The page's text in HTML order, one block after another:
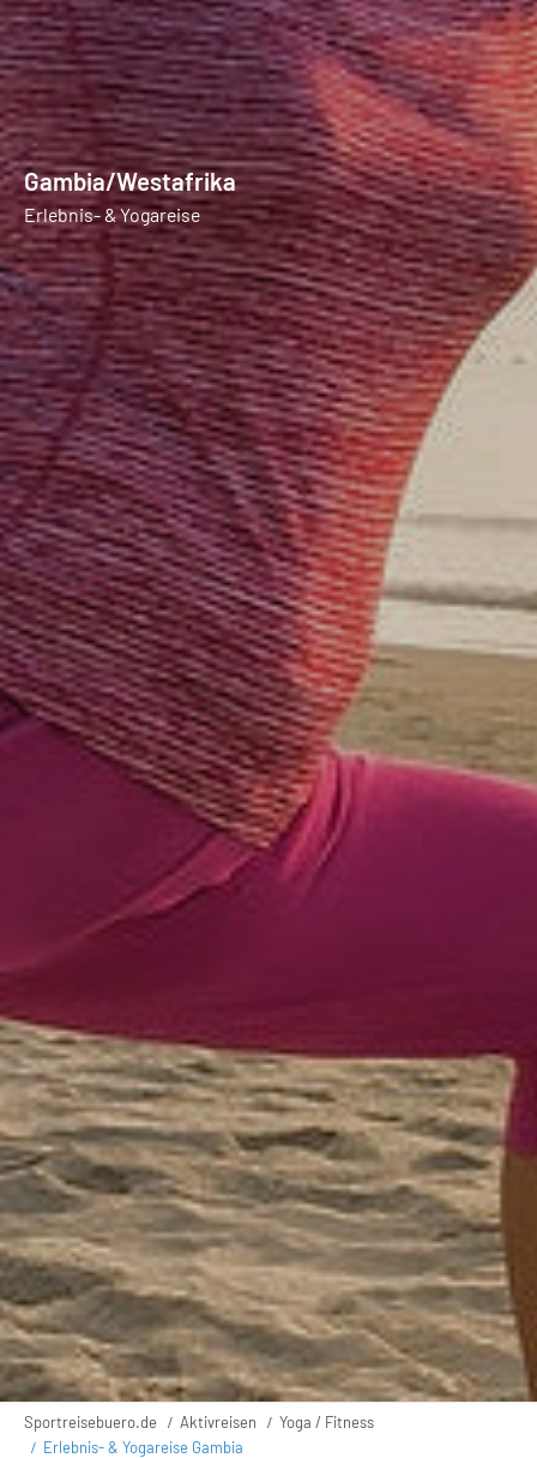
Gambia/Westafrika
Erlebnis- & Yogareise
Sportreisebuero.de Aktivreisen
Yoga / Fitness
Erlebnis- & Yogareise Gambia